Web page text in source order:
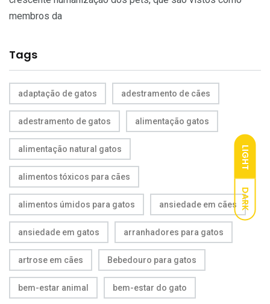
LIGHT
DARK
membros da
Tags
adaptação de gatos adestramento de cães
adestramento de gatos alimentação gatos
alimentação natural gatos
alimentos tóxicos para cães
alimentos úmidos para gatos ansiedade em cães
ansiedade em gatos arranhadores para gatos
artrose em cães Bebedouro para gatos
bem-estar animal bem-estar do gato